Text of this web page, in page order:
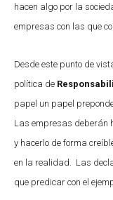
hacen algo por la
empresas con las que
Desde este punto de
política de
papel un papel
Las empresas deberán
y hacerlo de forma
en la realidad. Las
que predicar con el